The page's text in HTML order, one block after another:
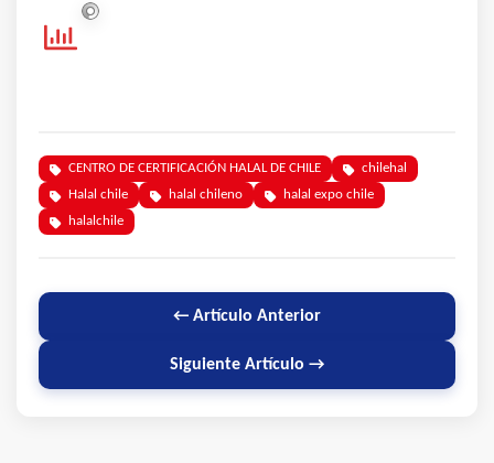
CENTRO DE CERTIFICACIÓN HALAL DE CHILE
chilehal
Halal chile
halal chileno
halal expo chile
halalchile
← Artículo Anterior
Siguiente Artículo →